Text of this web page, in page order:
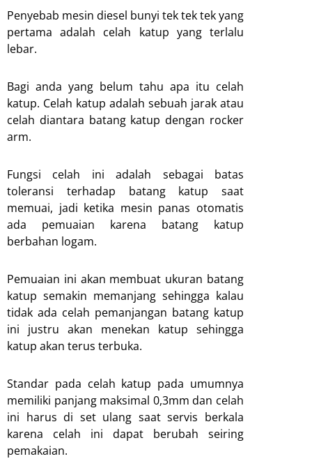
Penyebab mesin diesel bunyi tek tek tek yang
pertama adalah celah katup yang terlalu
lebar.
Bagi anda yang belum tahu apa itu celah
katup. Celah katup adalah sebuah jarak atau
celah diantara batang katup dengan rocker
arm.
Fungsi celah ini adalah sebagai batas
toleransi terhadap batang katup saat
memuai, jadi ketika mesin panas otomatis
ada pemuaian karena batang katup
berbahan logam.
Pemuaian ini akan membuat ukuran batang
katup semakin memanjang sehingga kalau
tidak ada celah pemanjangan batang katup
ini justru akan menekan katup sehingga
katup akan terus terbuka.
Standar pada celah katup pada umumnya
memiliki panjang maksimal 0,3mm dan celah
ini harus di set ulang saat servis berkala
karena celah ini dapat berubah seiring
pemakaian.